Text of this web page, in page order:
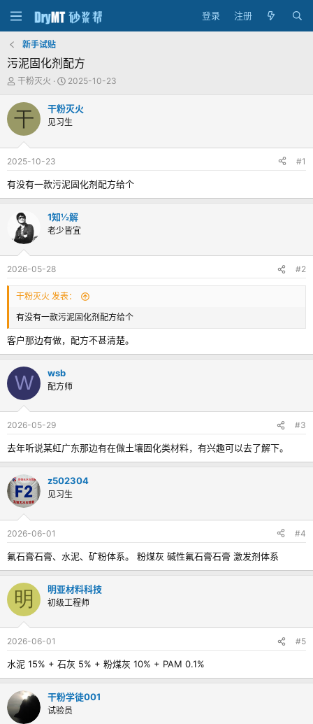
登录 注册
新手试贴
污泥固化剂配方
主
发
起
人
干粉灭火
发
时
间
2025-10-23
干 干粉灭火
见习生
2025-10-23 #1
有没有一款污泥固化剂配方给个
1知½解
老少皆宜
2026-05-28 #2
干粉灭火 发表：
有没有一款污泥固化剂配方给个
客户那边有做，配方不甚清楚。
W wsb
配方师
2026-05-29 #3
去年听说某虹广东那边有在做土壤固化类材料，有兴趣可以去了解下。
z502304
见习生
2026-06-01 #4
氟石膏石膏、水泥、矿粉体系。 粉煤灰 碱性氟石膏石膏 激发剂体系
明 明亚材料科技
初级工程师
2026-06-01 #5
水泥 15% + 石灰 5% + 粉煤灰 10% + PAM 0.1%
干粉学徒001
试验员